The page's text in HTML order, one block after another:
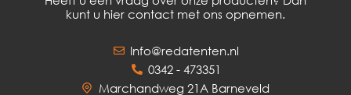
kunt u hier contact met ons opnemen.
Info@redatenten.nl
0342 - 473351
Marchandweg 21A Barneveld